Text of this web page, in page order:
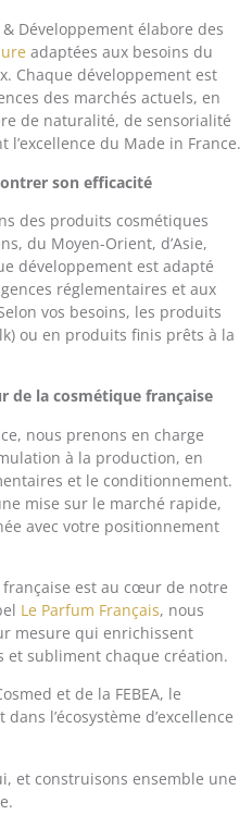
Développement élabore des
adaptées aux besoins du
Chaque développement est
des marchés actuels, en
de naturalité, de sensorialité
l’excellence du Made in France.
son efficacité
des produits cosmétiques
du Moyen-Orient, d’Asie,
développement est adapté
réglementaires et aux
vos besoins, les produits
ou en produits finis prêts à la
de la cosmétique française
nous prenons en charge
à la production, en
et le conditionnement.
mise sur le marché rapide,
avec votre positionnement
est au cœur de notre
Le Parfum Français, nous
mesure qui enrichissent
et subliment chaque création.
et de la FEBEA, le
l’écosystème d’excellence
et construisons ensemble une